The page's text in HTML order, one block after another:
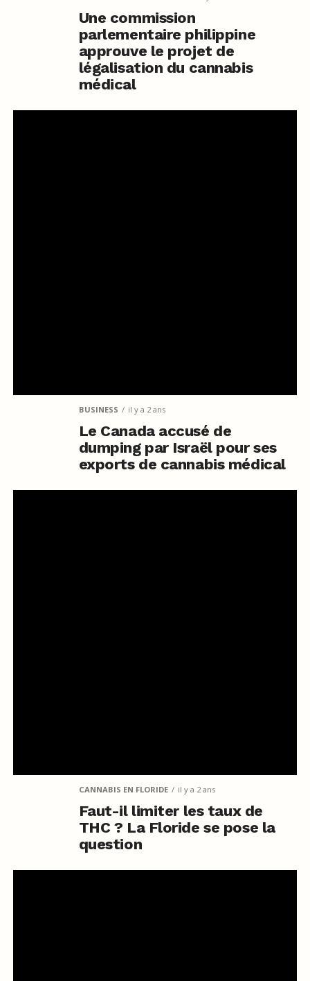
Une commission
parlementaire philippine
approuve le projet de
légalisation du cannabis
médical
BUSINESS il y a 2 ans
Le Canada accusé de
dumping par Israël pour ses
exports de cannabis médical
CANNABIS EN FLORIDE il y a 2 ans
Faut-il limiter les taux de
THC ? La Floride se pose la
question